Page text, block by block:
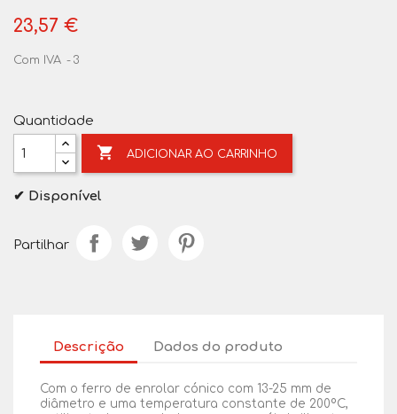
23,57 €
Com IVA 3
Quantidade
 ADICIONAR AO CARRINHO
✔ Disponível
Partilhar
Descrição Dados do produto
Com o ferro de enrolar cónico com 13-25 mm de
diâmetro e uma temperatura constante de 200ºC,